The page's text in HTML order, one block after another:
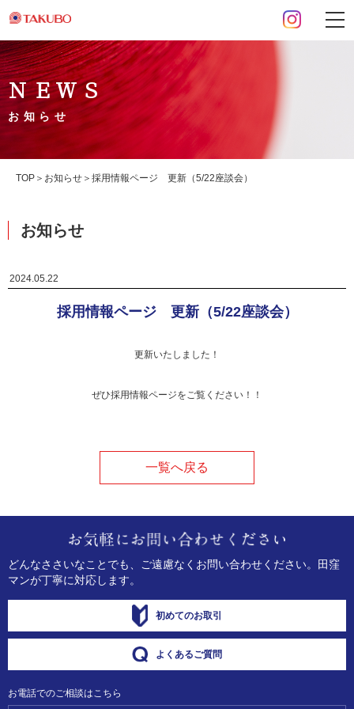
ＮＥＷＳ
お知らせ
TOP お知らせ 採用情報ページ 更新（5/22座談会）
お知らせ
2024.05.22
採用情報ページ 更新（5/22座談会）
更新いたしました！
ぜひ採用情報ページをご覧ください！！
一覧へ戻る
どんなささいなことでも、ご遠慮なくお問い合わせください。
田窪
マンが丁寧に対応します。
初めてのお取引
よくあるご質問
お電話でのご相談はこちら